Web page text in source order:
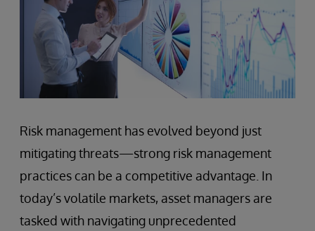
Risk management has evolved beyond just
mitigating threats—strong risk management
practices can be a competitive advantage. In
today’s volatile markets, asset managers are
tasked with navigating unprecedented